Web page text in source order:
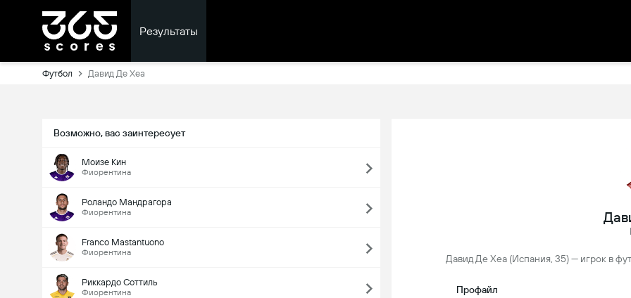
Результаты
Футбол Давид Де Хеа
Возможно, вас заинтересует
Моизе Кин
Фиорентина
Роландо Мандрагора
Фиорентина
Franco Mastantuono
Фиорентина
Риккардо Соттиль
Фиорентина
Давид Де Хеа (Испания, 35) — игрок в
Профайл